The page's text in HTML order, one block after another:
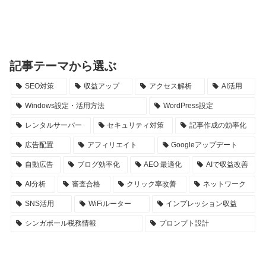
記事テーマから選ぶ
SEO対策 収益アップ アクセス解析 AI活用
Windows設定・活用方法 WordPress設定
レンタルサーバー セキュリティ対策 記事作成の効率化
広告配置 アフィリエイト Googleアップデート
自動広告 ブログ効率化 AEO 最適化 AIで収益改善
AI分析 審査合格 クリック率改善 ネットワーク
SNS活用 WiFiルーター インプレッション収益
シンガポール税務情報 プロンプト設計